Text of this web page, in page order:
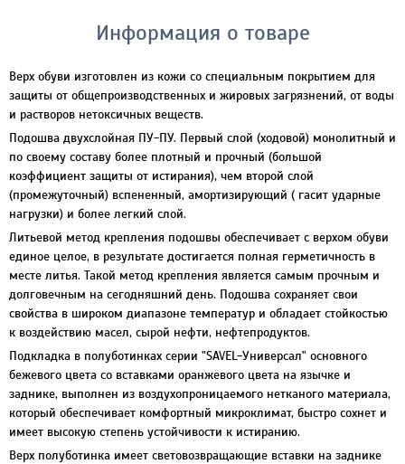
Информация о товаре
Верх обуви изготовлен из кожи со специальным покрытием для
защиты от общепроизводственных и жировых загрязнений, от воды
и растворов нетоксичных веществ.
Подошва двухслойная ПУ-ПУ. Первый слой (ходовой) монолитный и
по своему составу более плотный и прочный (большой
коэффициент защиты от истирания), чем второй слой
(промежуточный) вспененный, амортизирующий ( гасит ударные
нагрузки) и более легкий слой.
Литьевой метод крепления подошвы обеспечивает с верхом обуви
единое целое, в результате достигается полная герметичность в
месте литья. Такой метод крепления является самым прочным и
долговечным на сегодняшний день. Подошва сохраняет свои
свойства в широком диапазоне температур и обладает стойкостью
к воздействию масел, сырой нефти, нефтепродуктов.
Подкладка в полуботинках серии "SAVEL-Универсал" основного
бежевого цвета со вставками оранжевого цвета на язычке и
заднике, выполнен из воздухопроницаемого нетканого материала,
который обеспечивает комфортный микроклимат, быстро сохнет и
имеет высокую степень устойчивости к истиранию.
Верх полуботинка имеет световозвращающие вставки на заднике